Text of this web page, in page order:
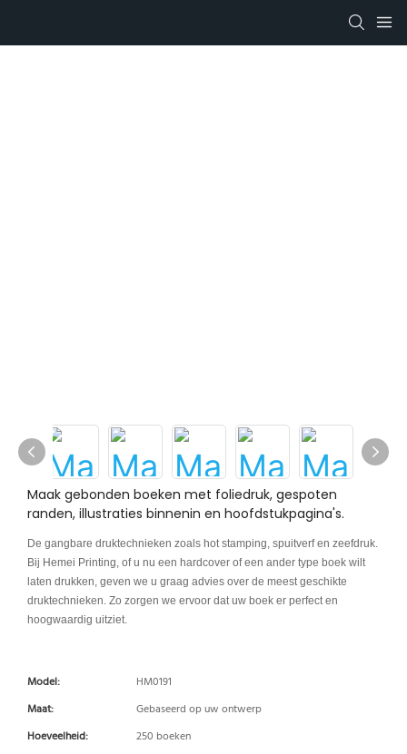
Maak gebonden boeken met foliedruk, gespoten
randen, illustraties binnenin en hoofdstukpagina's.
De gangbare druktechnieken zoals hot stamping, spuitverf en zeefdruk.
Bij Hemei Printing, of u nu een hardcover of een ander type boek wilt
laten drukken, geven we u graag advies over de meest geschikte
druktechnieken. Zo zorgen we ervoor dat uw boek er perfect en
hoogwaardig uitziet.
Model:
HM0191
Maat:
Gebaseerd op uw ontwerp
Hoeveelheid:
250 boeken